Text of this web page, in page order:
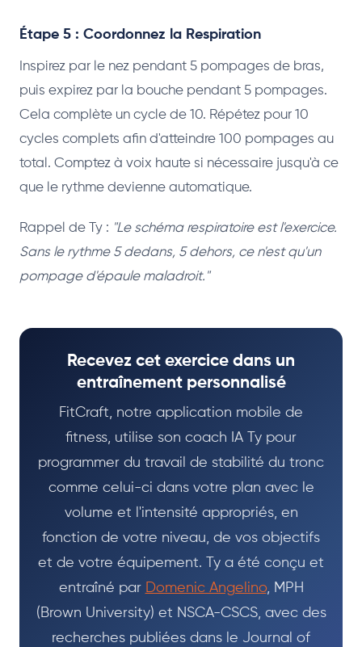
Étape 5 : Coordonnez la Respiration
Inspirez par le nez pendant 5 pompages de bras,
puis expirez par la bouche pendant 5 pompages.
Cela complète un cycle de 10. Répétez pour 10
cycles complets afin d'atteindre 100 pompages au
total. Comptez à voix haute si nécessaire jusqu'à ce
que le rythme devienne automatique.
Rappel de Ty : "Le schéma respiratoire est l'exercice.
Sans le rythme 5 dedans, 5 dehors, ce n'est qu'un
pompage d'épaule maladroit."
Recevez cet exercice dans un
entraînement personnalisé
FitCraft, notre application mobile de
fitness, utilise son coach IA Ty pour
programmer du travail de stabilité du tronc
comme celui-ci dans votre plan avec le
volume et l'intensité appropriés, en
fonction de votre niveau, de vos objectifs
et de votre équipement. Ty a été conçu et
entraîné par Domenic Angelino, MPH
(Brown University) et NSCA-CSCS, avec des
recherches publiées dans le Journal of